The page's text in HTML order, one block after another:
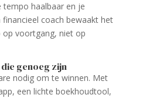
haalbaar en je
coach bewaakt het
voortgang, niet op
genoeg zijn
nodig om te winnen. Met
een lichte boekhoudtool,